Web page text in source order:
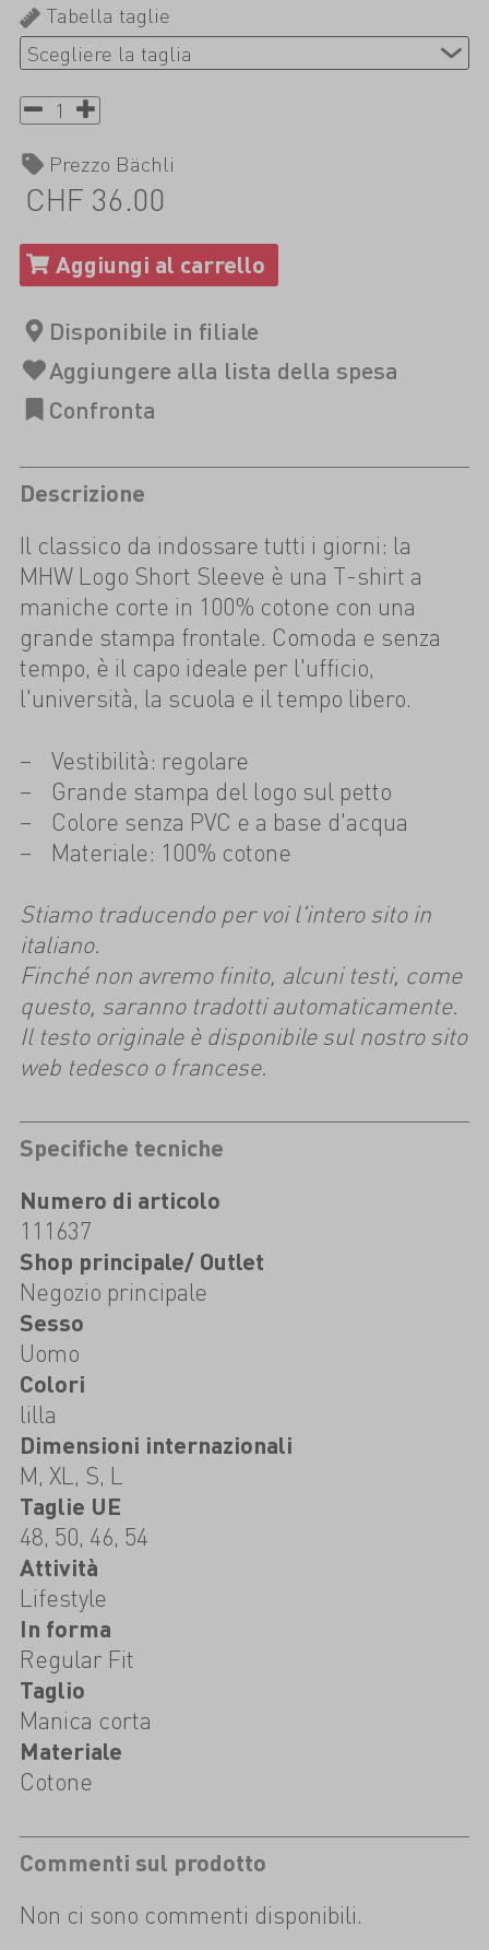
Tabella taglie
Prezzo Bächli
CHF 36.00
Descrizione
Il classico da indossare tutti i giorni: la
MHW Logo Short Sleeve è una T-shirt a
maniche corte in 100% cotone con una
grande stampa frontale. Comoda e senza
tempo, è il capo ideale per l'ufficio,
l'università, la scuola e il tempo libero.
Vestibilità: regolare
Grande stampa del logo sul petto
Colore senza PVC e a base d'acqua
Materiale: 100% cotone
Stiamo traducendo per voi l'intero sito in
italiano.
Finché non avremo finito, alcuni testi, come
questo, saranno tradotti automaticamente.
Il testo originale è disponibile sul nostro sito
web tedesco o francese.
Specifiche tecniche
Numero di articolo
111637
Shop principale/ Outlet
Negozio principale
Sesso
Uomo
Colori
lilla
Dimensioni internazionali
M, XL, S, L
Taglie UE
48, 50, 46, 54
Attività
Lifestyle
In forma
Regular Fit
Taglio
Manica corta
Materiale
Cotone
Commenti sul prodotto
Non ci sono commenti disponibili.